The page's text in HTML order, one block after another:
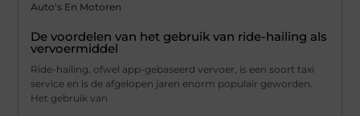
Auto's En Motoren
De voordelen van het gebruik van ride-hailing als
vervoermiddel
Ride-hailing, ofwel app-gebaseerd vervoer, is een soort taxi
service en is de afgelopen jaren enorm populair geworden.
Het gebruik van